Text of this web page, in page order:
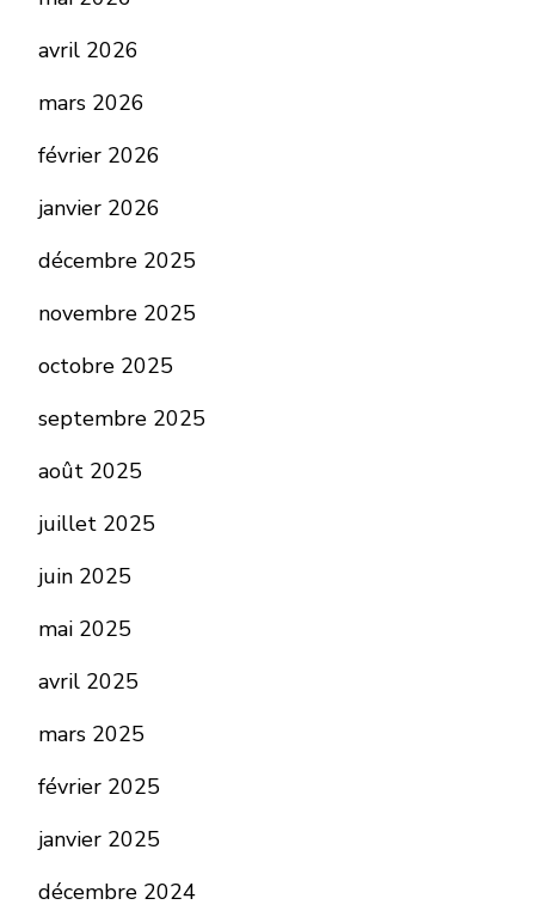
avril 2026
mars 2026
février 2026
janvier 2026
décembre 2025
novembre 2025
octobre 2025
septembre 2025
août 2025
juillet 2025
juin 2025
mai 2025
avril 2025
mars 2025
février 2025
janvier 2025
décembre 2024